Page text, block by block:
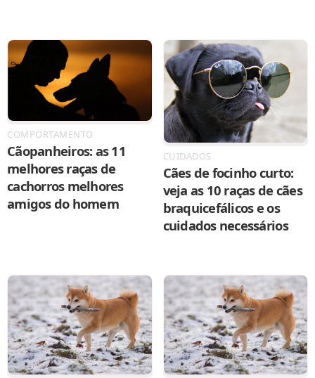
COMPORTAMENTO
Cãopanheiros: as 11
melhores raças de
cachorros melhores
amigos do homem
CUIDADOS
Cães de focinho curto:
veja as 10 raças de cães
braquicefálicos e os
cuidados necessários